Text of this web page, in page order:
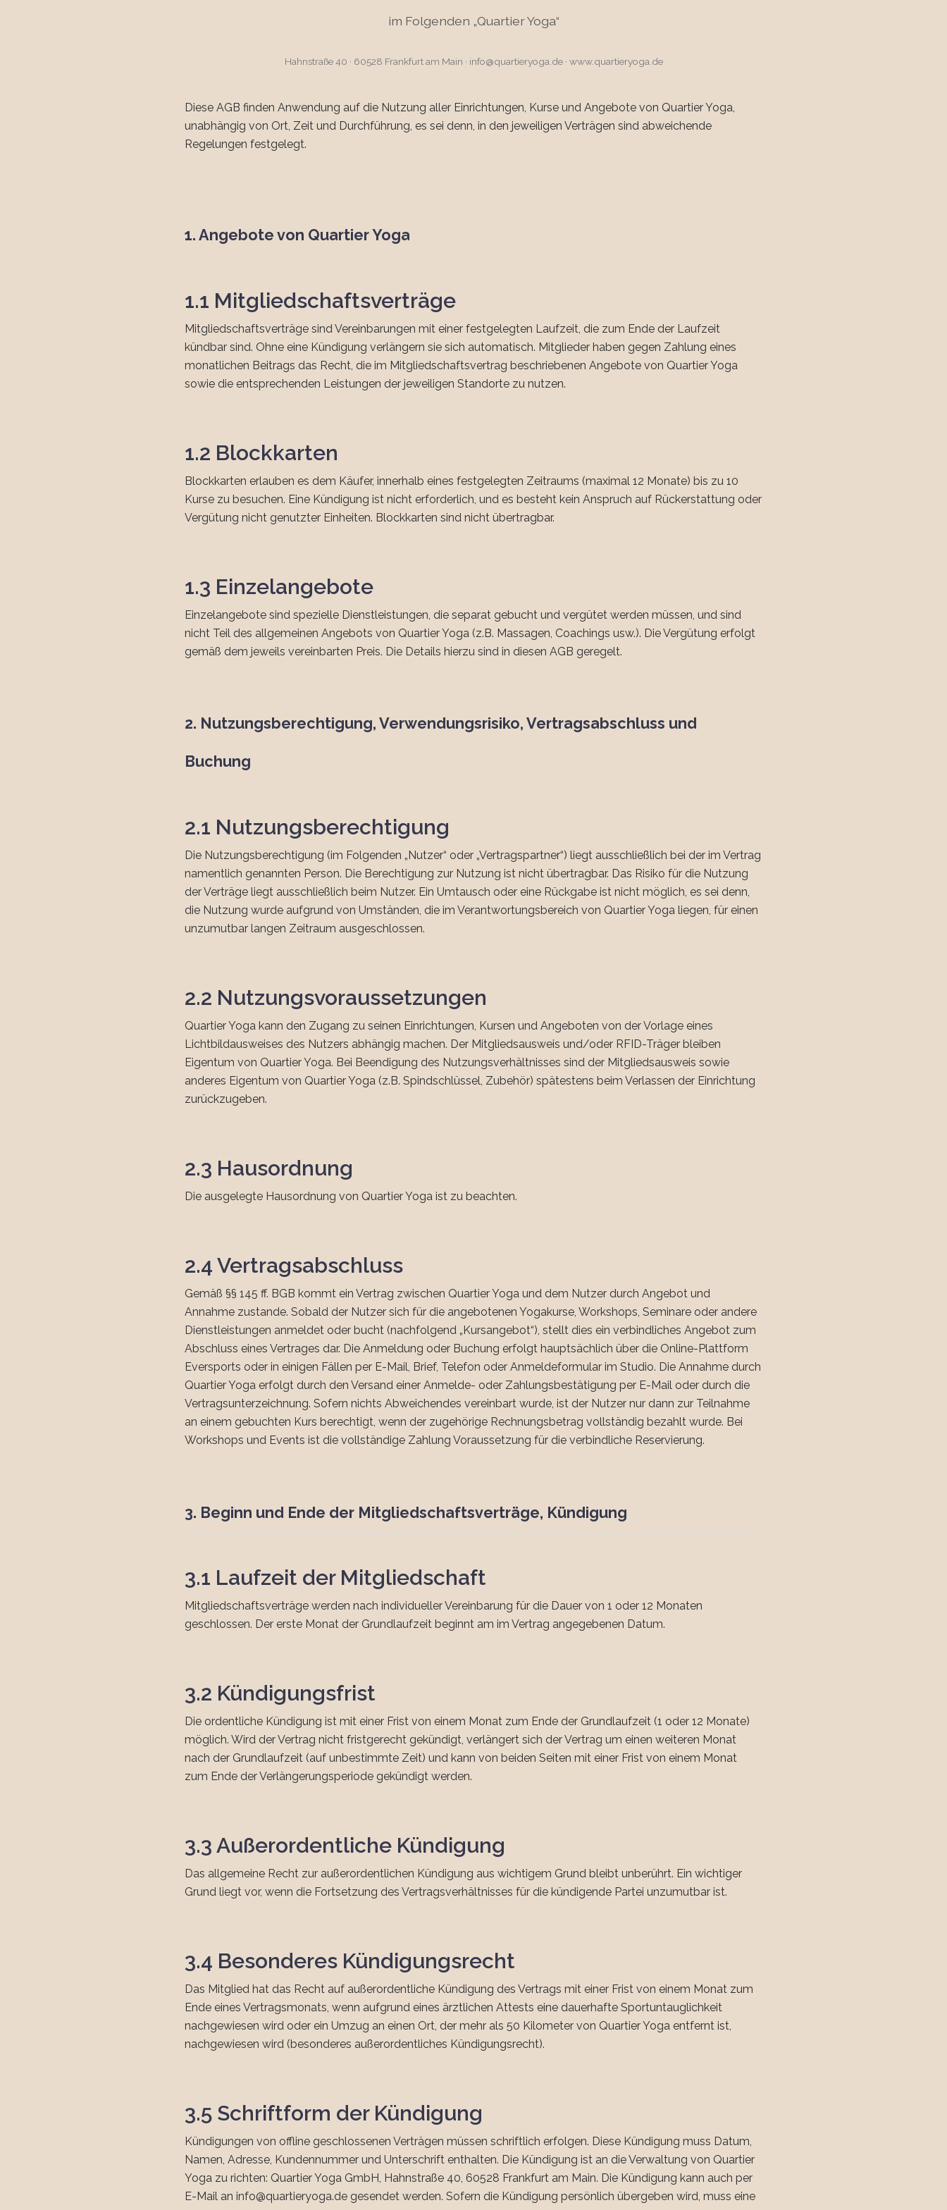
im Folgenden „Quartier Yoga“
Hahnstraße 40 · 60528 Frankfurt am Main · info@quartieryoga.de · www.quartieryoga.de
Diese AGB finden Anwendung auf die Nutzung aller Einrichtungen, Kurse und Angebote von Quartier Yoga,
unabhängig von Ort, Zeit und Durchführung, es sei denn, in den jeweiligen Verträgen sind abweichende
Regelungen festgelegt.
1. Angebote von Quartier Yoga
1.1 Mitgliedschaftsverträge
Mitgliedschaftsverträge sind Vereinbarungen mit einer festgelegten Laufzeit, die zum Ende der Laufzeit
kündbar sind. Ohne eine Kündigung verlängern sie sich automatisch. Mitglieder haben gegen Zahlung eines
monatlichen Beitrags das Recht, die im Mitgliedschaftsvertrag beschriebenen Angebote von Quartier Yoga
sowie die entsprechenden Leistungen der jeweiligen Standorte zu nutzen.
1.2 Blockkarten
Blockkarten erlauben es dem Käufer, innerhalb eines festgelegten Zeitraums (maximal 12 Monate) bis zu 10
Kurse zu besuchen. Eine Kündigung ist nicht erforderlich, und es besteht kein Anspruch auf Rückerstattung oder
Vergütung nicht genutzter Einheiten. Blockkarten sind nicht übertragbar.
1.3 Einzelangebote
Einzelangebote sind spezielle Dienstleistungen, die separat gebucht und vergütet werden müssen, und sind
nicht Teil des allgemeinen Angebots von Quartier Yoga (z.B. Massagen, Coachings usw.). Die Vergütung erfolgt
gemäß dem jeweils vereinbarten Preis. Die Details hierzu sind in diesen AGB geregelt.
2. Nutzungsberechtigung, Verwendungsrisiko, Vertragsabschluss und
Buchung
2.1 Nutzungsberechtigung
Die Nutzungsberechtigung (im Folgenden „Nutzer“ oder „Vertragspartner“) liegt ausschließlich bei der im Vertrag
namentlich genannten Person. Die Berechtigung zur Nutzung ist nicht übertragbar. Das Risiko für die Nutzung
der Verträge liegt ausschließlich beim Nutzer. Ein Umtausch oder eine Rückgabe ist nicht möglich, es sei denn,
die Nutzung wurde aufgrund von Umständen, die im Verantwortungsbereich von Quartier Yoga liegen, für einen
unzumutbar langen Zeitraum ausgeschlossen.
2.2 Nutzungsvoraussetzungen
Quartier Yoga kann den Zugang zu seinen Einrichtungen, Kursen und Angeboten von der Vorlage eines
Lichtbildausweises des Nutzers abhängig machen. Der Mitgliedsausweis und/oder RFID-Träger bleiben
Eigentum von Quartier Yoga. Bei Beendigung des Nutzungsverhältnisses sind der Mitgliedsausweis sowie
anderes Eigentum von Quartier Yoga (z.B. Spindschlüssel, Zubehör) spätestens beim Verlassen der Einrichtung
zurückzugeben.
2.3 Hausordnung
Die ausgelegte Hausordnung von Quartier Yoga ist zu beachten.
2.4 Vertragsabschluss
Gemäß §§ 145 ff. BGB kommt ein Vertrag zwischen Quartier Yoga und dem Nutzer durch Angebot und
Annahme zustande. Sobald der Nutzer sich für die angebotenen Yogakurse, Workshops, Seminare oder andere
Dienstleistungen anmeldet oder bucht (nachfolgend „Kursangebot“), stellt dies ein verbindliches Angebot zum
Abschluss eines Vertrages dar. Die Anmeldung oder Buchung erfolgt hauptsächlich über die Online-Plattform
Eversports oder in einigen Fällen per E-Mail, Brief, Telefon oder Anmeldeformular im Studio. Die Annahme durch
Quartier Yoga erfolgt durch den Versand einer Anmelde- oder Zahlungsbestätigung per E-Mail oder durch die
Vertragsunterzeichnung. Sofern nichts Abweichendes vereinbart wurde, ist der Nutzer nur dann zur Teilnahme
an einem gebuchten Kurs berechtigt, wenn der zugehörige Rechnungsbetrag vollständig bezahlt wurde. Bei
Workshops und Events ist die vollständige Zahlung Voraussetzung für die verbindliche Reservierung.
3. Beginn und Ende der Mitgliedschaftsverträge, Kündigung
3.1 Laufzeit der Mitgliedschaft
Mitgliedschaftsverträge werden nach individueller Vereinbarung für die Dauer von 1 oder 12 Monaten
geschlossen. Der erste Monat der Grundlaufzeit beginnt am im Vertrag angegebenen Datum.
3.2 Kündigungsfrist
Die ordentliche Kündigung ist mit einer Frist von einem Monat zum Ende der Grundlaufzeit (1 oder 12 Monate)
möglich. Wird der Vertrag nicht fristgerecht gekündigt, verlängert sich der Vertrag um einen weiteren Monat
nach der Grundlaufzeit (auf unbestimmte Zeit) und kann von beiden Seiten mit einer Frist von einem Monat
zum Ende der Verlängerungsperiode gekündigt werden.
3.3 Außerordentliche Kündigung
Das allgemeine Recht zur außerordentlichen Kündigung aus wichtigem Grund bleibt unberührt. Ein wichtiger
Grund liegt vor, wenn die Fortsetzung des Vertragsverhältnisses für die kündigende Partei unzumutbar ist.
3.4 Besonderes Kündigungsrecht
Das Mitglied hat das Recht auf außerordentliche Kündigung des Vertrags mit einer Frist von einem Monat zum
Ende eines Vertragsmonats, wenn aufgrund eines ärztlichen Attests eine dauerhafte Sportuntauglichkeit
nachgewiesen wird oder ein Umzug an einen Ort, der mehr als 50 Kilometer von Quartier Yoga entfernt ist,
nachgewiesen wird (besonderes außerordentliches Kündigungsrecht).
3.5 Schriftform der Kündigung
Kündigungen von offline geschlossenen Verträgen müssen schriftlich erfolgen. Diese Kündigung muss Datum,
Namen, Adresse, Kundennummer und Unterschrift enthalten. Die Kündigung ist an die Verwaltung von Quartier
Yoga zu richten: Quartier Yoga GmbH, Hahnstraße 40, 60528 Frankfurt am Main. Die Kündigung kann auch per
E-Mail an info@quartieryoga.de gesendet werden. Sofern die Kündigung persönlich übergeben wird, muss eine